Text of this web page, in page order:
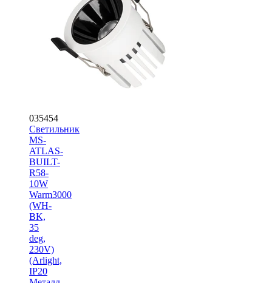
035454
Светильник
MS-
ATLAS-
BUILT-
R58-
10W
Warm3000
(WH-
BK,
35
deg,
230V)
(Arlight,
IP20